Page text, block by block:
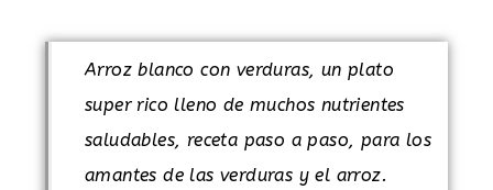
Arroz blanco con verduras, un plato
super rico lleno de muchos nutrientes
saludables, receta paso a paso, para los
amantes de las verduras y el arroz.